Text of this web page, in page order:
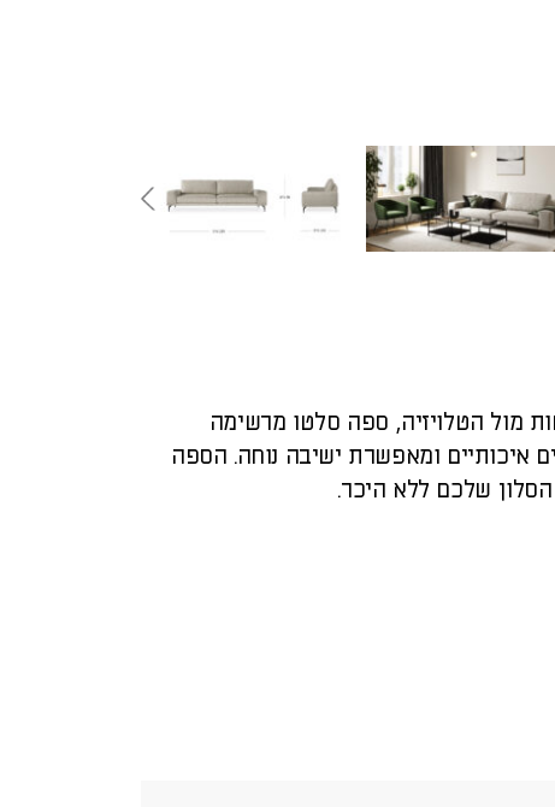
מול הטלויזיה, ספה סלטו מרשימה
איכותיים ומאפשרת ישיבה נוחה. הספה
שלכם ללא היכר.